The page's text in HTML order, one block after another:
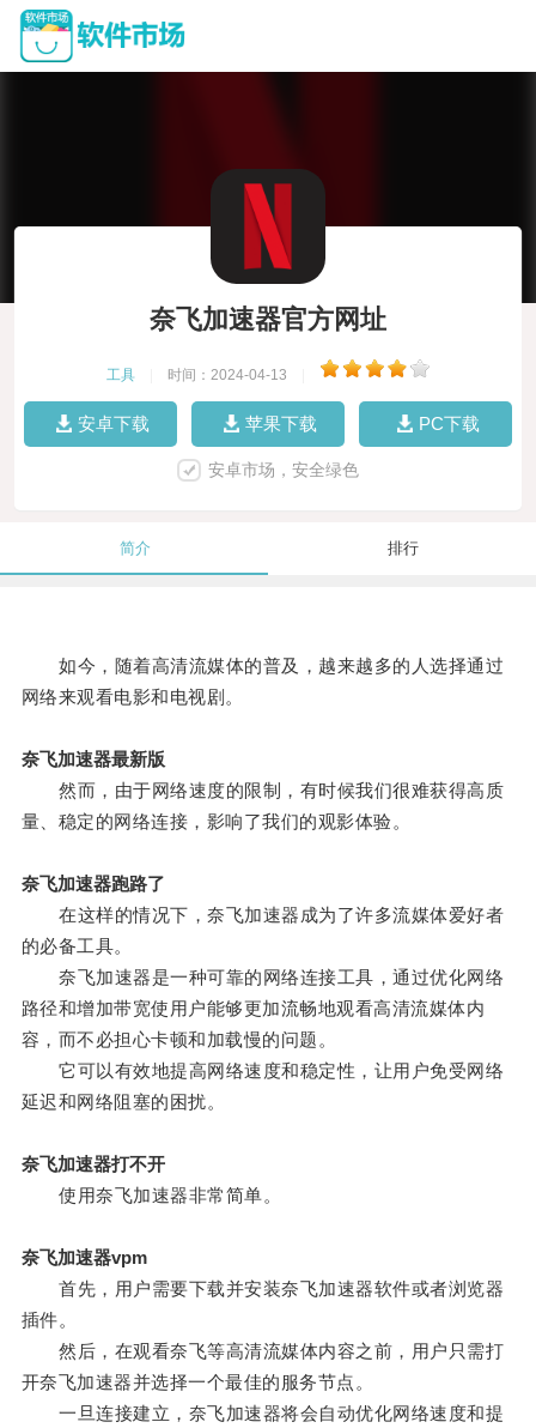
奈飞加速器官方网址
工具 时间：2024-04-13
安卓下载 苹果下载 PC下载
安卓市场，安全绿色
简介 排行
如今，随着高清流媒体的普及，越来越多的人选择通过
网络来观看电影和电视剧。
奈飞加速器最新版
然而，由于网络速度的限制，有时候我们很难获得高质
量、稳定的网络连接，影响了我们的观影体验。
奈飞加速器跑路了
在这样的情况下，奈飞加速器成为了许多流媒体爱好者
的必备工具。
奈飞加速器是一种可靠的网络连接工具，通过优化网络
路径和增加带宽使用户能够更加流畅地观看高清流媒体内
容，而不必担心卡顿和加载慢的问题。
它可以有效地提高网络速度和稳定性，让用户免受网络
延迟和网络阻塞的困扰。
奈飞加速器打不开
使用奈飞加速器非常简单。
奈飞加速器vpm
首先，用户需要下载并安装奈飞加速器软件或者浏览器
插件。
然后，在观看奈飞等高清流媒体内容之前，用户只需打
开奈飞加速器并选择一个最佳的服务节点。
一旦连接建立，奈飞加速器将会自动优化网络速度和提